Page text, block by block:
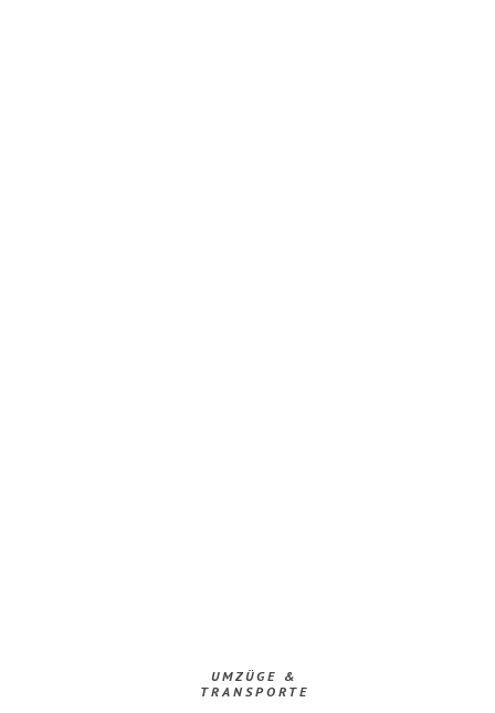
UMZÜGE &
TRANSPORTE